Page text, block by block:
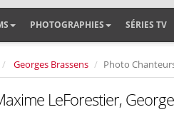
PHOTOGRAPHIES SÉRIES TV
Georges Brassens Photo
LeForestier,